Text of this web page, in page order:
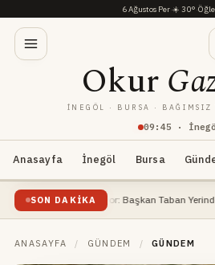
6 Ağustos Per·☀️ 30°·
09 : 45 ·
Okur
İNEGÖL · BURSA · BAĞIMSIZ
Anasayfa İnegöl Bursa
SON DAKIKA
Devam Ediyor: Başkan Taban Yerinde
ANASAYFA / GÜNDEM / GÜNDEM